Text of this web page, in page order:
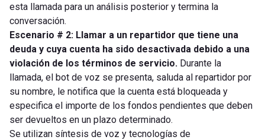
esta llamada para un análisis posterior y termina la
conversación.
Escenario # 2: Llamar a un repartidor que tiene una
deuda y cuya cuenta ha sido desactivada debido a una
violación de los términos de servicio. Durante la
llamada, el bot de voz se presenta, saluda al repartidor por
su nombre, le notifica que la cuenta está bloqueada y
especifica el importe de los fondos pendientes que deben
ser devueltos en un plazo determinado.
Se utilizan síntesis de voz y tecnologías de